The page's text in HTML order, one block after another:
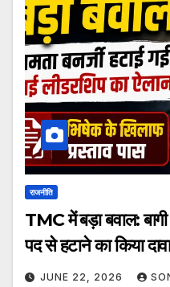
राजनीति
TMC में बड़ा बवाल:
पद से हटाने का किया
JUNE 22, 2026